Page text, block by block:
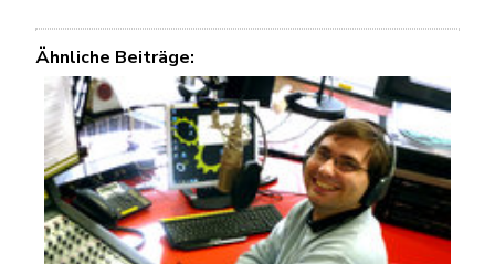
Ähnliche Beiträge: